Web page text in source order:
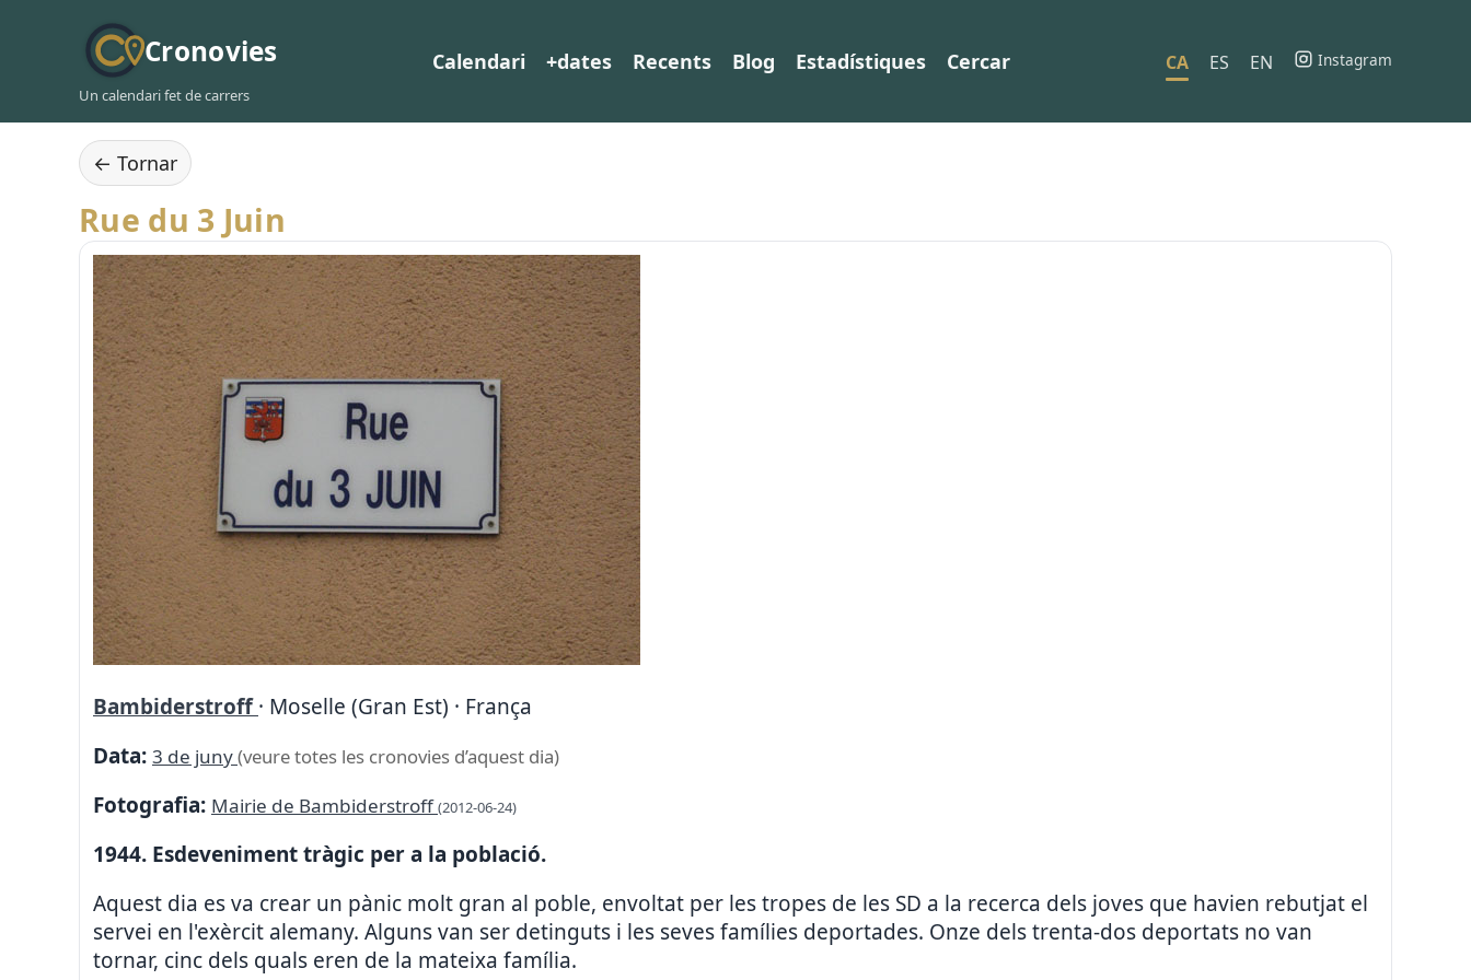
Cronovies
Un calendari fet de carrers
Calendari +dates Recents Blog Estadístiques Cercar CA ES EN Instagram
← Tornar
Rue du 3 Juin
Bambiderstroff· Moselle (Gran Est) · França
Data: 3 de juny(veure totes les cronovies d’aquest dia)
Fotografia: Mairie de Bambiderstroff(2012-06-24)
1944. Esdeveniment tràgic per a la població.
Aquest dia es va crear un pànic molt gran al poble, envoltat per les tropes de les SD a la recerca dels joves que havien rebutjat el
servei en l'exèrcit alemany. Alguns van ser detinguts i les seves famílies deportades. Onze dels trenta-dos deportats no van
tornar, cinc dels quals eren de la mateixa família.